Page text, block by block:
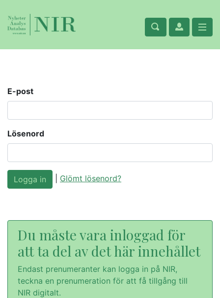
E-post
Lösenord
Glömt lösenord?
Du måste vara inloggad för
att ta del av det här innehållet
Endast prenumeranter kan logga in på NIR,
teckna en prenumeration för att få tillgång till
NIR digitalt.